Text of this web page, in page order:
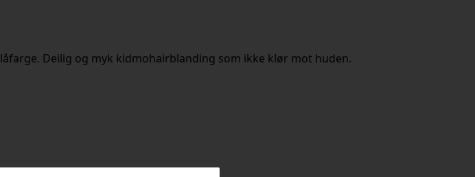
Deilig og myk kidmohairblanding som ikke klør mot huden.